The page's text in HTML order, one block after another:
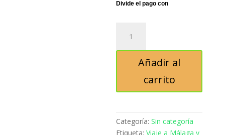
Málaga
Caminito
Señal
de
Añadir al
carrito
Categoría:Sin categoría
Etiqueta:Viaje a Málaga y